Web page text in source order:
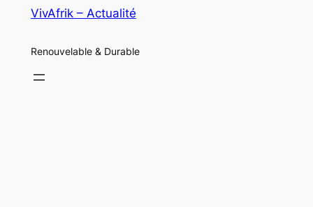
VivAfrik – Actualité
Renouvelable & Durable